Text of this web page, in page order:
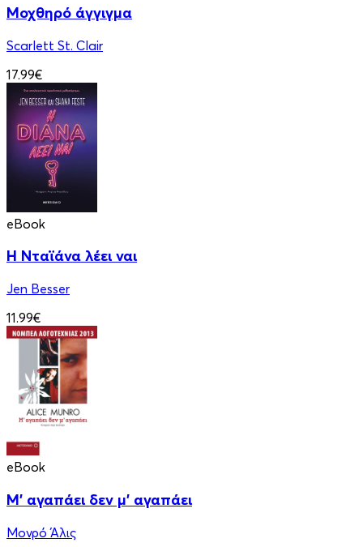
Μοχθηρό άγγιγμα
Scarlett St. Clair
17.99€
eBook
Η Νταϊάνα λέει ναι
Jen Besser
11.99€
eBook
Μ' αγαπάει δεν μ' αγαπάει
Μονρό Άλις